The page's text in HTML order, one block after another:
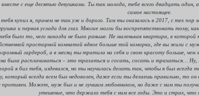
вместе с еще десятью девушками. Ты так молода, тебе всего двадцать один,
самое настоящее.
купил я, причем не так уж и дорого. Там ты оказалась в 2017, с тех пор
и первая услада для глаз. Многие могли бы воспрепятствовать тому,
было то, чего никогда не было раньше. Не маленькая квартира, в которой
просторной комнатой вдвое больше той коморки, где вы жили с
гардероб, а в месяц ты тратила на себя и свою красоту больше,
была расплачиваться – это трахаться и сосать, сосать и трахаться…
я бил тебя, издевался, но ты научилась делать так, чтобы я был всегда
который всегда всем был недоволен, даже если ты делаешь правильно, то он
противен. Может, муж был и не лучшим любовником, но даже с ним ты
утешение, что держало тебя с ним все годы. Это и страх, что